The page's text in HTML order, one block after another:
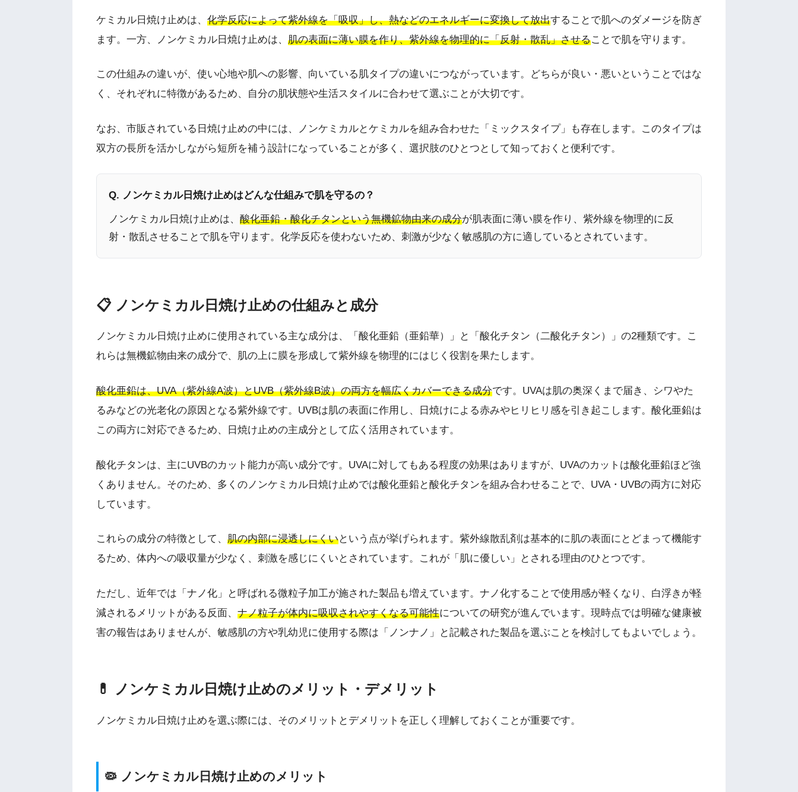
ケミカル日焼け止めは、 化学反応によって紫外線を「吸収」し、熱などのエネルギーに変換して放出することで肌へのダメージを防ぎ
ます。一方、ノンケミカル日焼け止めは、 肌の表面に薄い膜を作り、紫外線を物理的に「反射・散乱」させることで肌を守ります。
この仕組みの違いが、使い心地や肌への影響、向いている肌タイプの違いにつながっています。どちらが良い・悪いということではな
く、それぞれに特徴があるため、自分の肌状態や生活スタイルに合わせて選ぶことが大切です。
なお、市販されている日焼け止めの中には、ノンケミカルとケミカルを組み合わせた「ミックスタイプ」も存在します。このタイプは
双方の長所を活かしながら短所を補う設計になっていることが多く、選択肢のひとつとして知っておくと便利です。
Q. ノンケミカル日焼け止めはどんな仕組みで肌を守るの？
ノンケミカル日焼け止めは、 酸化亜鉛・酸化チタンという無機鉱物由来の成分が肌表面に薄い膜を作り、紫外線を物理的に反
射・散乱させることで肌を守ります。化学反応を使わないため、刺激が少なく敏感肌の方に適しているとされています。
📋 ノンケミカル日焼け止めの仕組みと成分
ノンケミカル日焼け止めに使用されている主な成分は、「酸化亜鉛（亜鉛華）」と「酸化チタン（二酸化チタン）」の2種類です。こ
れらは無機鉱物由来の成分で、肌の上に膜を形成して紫外線を物理的にはじく役割を果たします。
酸化亜鉛は、UVA（紫外線A波）とUVB（紫外線B波）の両方を幅広くカバーできる成分です。UVAは肌の奥深くまで届き、シワやた
るみなどの光老化の原因となる紫外線です。UVBは肌の表面に作用し、日焼けによる赤みやヒリヒリ感を引き起こします。酸化亜鉛は
この両方に対応できるため、日焼け止めの主成分として広く活用されています。
酸化チタンは、主にUVBのカット能力が高い成分です。UVAに対してもある程度の効果はありますが、UVAのカットは酸化亜鉛ほど強
くありません。そのため、多くのノンケミカル日焼け止めでは酸化亜鉛と酸化チタンを組み合わせることで、UVA・UVBの両方に対応
しています。
これらの成分の特徴として、 肌の内部に浸透しにくいという点が挙げられます。紫外線散乱剤は基本的に肌の表面にとどまって機能す
るため、体内への吸収量が少なく、刺激を感じにくいとされています。これが「肌に優しい」とされる理由のひとつです。
ただし、近年では「ナノ化」と呼ばれる微粒子加工が施された製品も増えています。ナノ化することで使用感が軽くなり、白浮きが軽
減されるメリットがある反面、 ナノ粒子が体内に吸収されやすくなる可能性についての研究が進んでいます。現時点では明確な健康被
害の報告はありませんが、敏感肌の方や乳幼児に使用する際は「ノンナノ」と記載された製品を選ぶことを検討してもよいでしょう。
💊 ノンケミカル日焼け止めのメリット・デメリット
ノンケミカル日焼け止めを選ぶ際には、そのメリットとデメリットを正しく理解しておくことが重要です。
🦠 ノンケミカル日焼け止めのメリット